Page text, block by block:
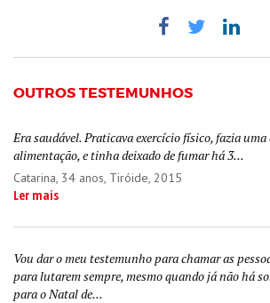
OUTROS TESTEMUNHOS
Era saudável. Praticava exercício físico, fazia uma
alimentação, e tinha deixado de fumar há 3...
Catarina, 34 anos, Tiróide, 2015
Ler mais
Vou dar o meu testemunho para chamar as
para lutarem sempre, mesmo quando já não há
para o Natal de...